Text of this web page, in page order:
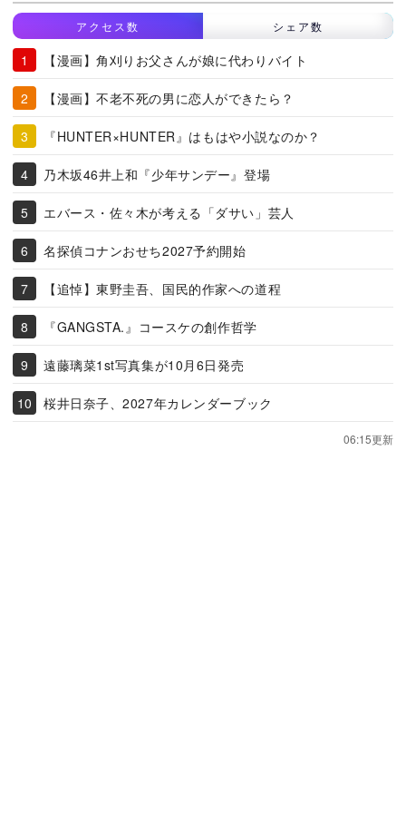
アクセス数 シェア数
【漫画】角刈りお父さんが娘に代わりバイト
【漫画】不老不死の男に恋人ができたら？
『HUNTER×HUNTER』はもはや小説なのか？
乃木坂46井上和『少年サンデー』登場
エバース・佐々木が考える「ダサい」芸人
名探偵コナンおせち2027予約開始
【追悼】東野圭吾、国民的作家への道程
『GANGSTA.』コースケの創作哲学
遠藤璃菜1st写真集が10月6日発売
桜井日奈子、2027年カレンダーブック
06:15更新